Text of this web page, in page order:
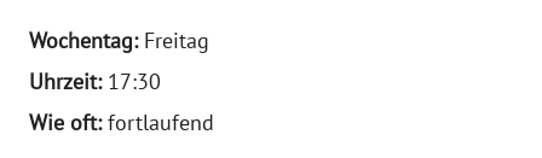
Freitag
17:30
fortlaufend